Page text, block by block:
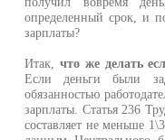
определенный срок, и
зарплаты?
Итак, что же делать
Если деньги были
обязанностью
зарплаты. Статья 236
составляет не меньше